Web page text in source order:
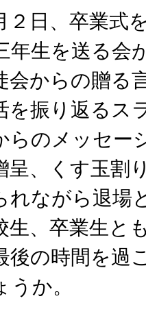
日、卒業式
年生を送る会
からの贈る
を振り返るス
らのメッセー
呈、くす玉割
れながら退場
、卒業生と
後の時間を過
うか。